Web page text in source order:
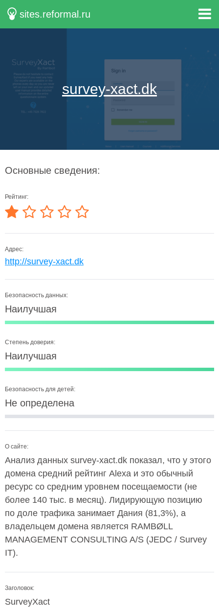
sites.reformal.ru
survey-xact.dk
Основные сведения:
Рейтинг:
Адрес:
http://survey-xact.dk
Безопасность данных:
Наилучшая
Степень доверия:
Наилучшая
Безопасность для детей:
Не определена
О сайте:
Анализ данных survey-xact.dk показал, что у этого
домена средний рейтинг Alexa и это обычный
ресурс со средним уровнем посещаемости (не
более 140 тыс. в месяц). Лидирующую позицию
по доле трафика занимает Дания (81,3%), а
владельцем домена является RAMBØLL
MANAGEMENT CONSULTING A/S (JEDC / Survey
IT).
Заголовок:
SurveyXact